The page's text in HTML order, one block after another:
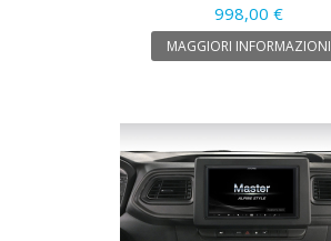
998,00 €
MAGGIORI INFORMAZIONI